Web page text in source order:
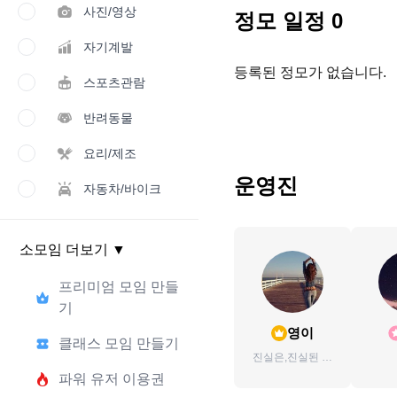
사진/영상
자기계발
스포츠관람
반려동물
요리/제조
자동차/바이크
소모임 더보기 ▼
프리미엄 모임 만들
기
클래스 모임 만들기
파워 유저 이용권
정모 일정 0
등록된 정모가 없습니다.
운영진
영이
진실은,진실된 사